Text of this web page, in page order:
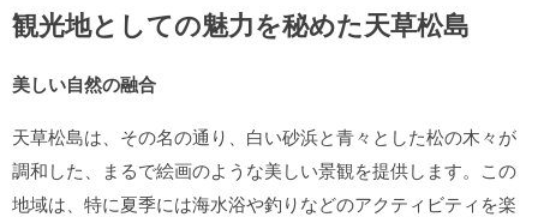
観光地としての魅力を秘めた天草松島
美しい自然の融合
天草松島は、その名の通り、白い砂浜と青々とした松の木々が
調和した、まるで絵画のような美しい景観を提供します。この
地域は、特に夏季には海水浴や釣りなどのアクティビティを楽